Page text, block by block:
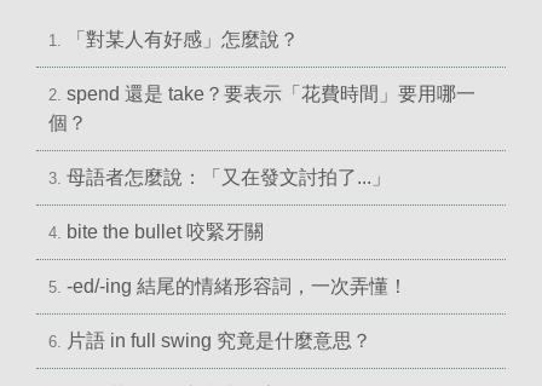
1. 「對某人有好感」怎麼說？
2. spend 還是 take？要表示「花費時間」要用哪一
個？
3. 母語者怎麼說：「又在發文討拍了...」
4. bite the bullet 咬緊牙關
5. -ed/-ing 結尾的情緒形容詞，一次弄懂！
6. 片語 in full swing 究竟是什麼意思？